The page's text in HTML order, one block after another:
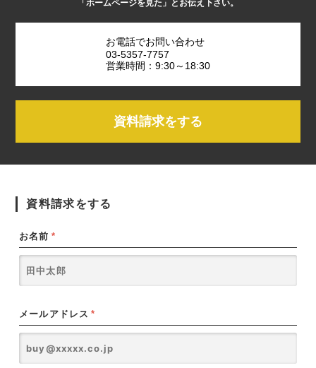
「ホームページを見た」とお伝え下さい。
お電話でお問い合わせ
03-5357-7757
営業時間：9:30～18:30
資料請求をする
資料請求をする
お名前 *
メールアドレス *